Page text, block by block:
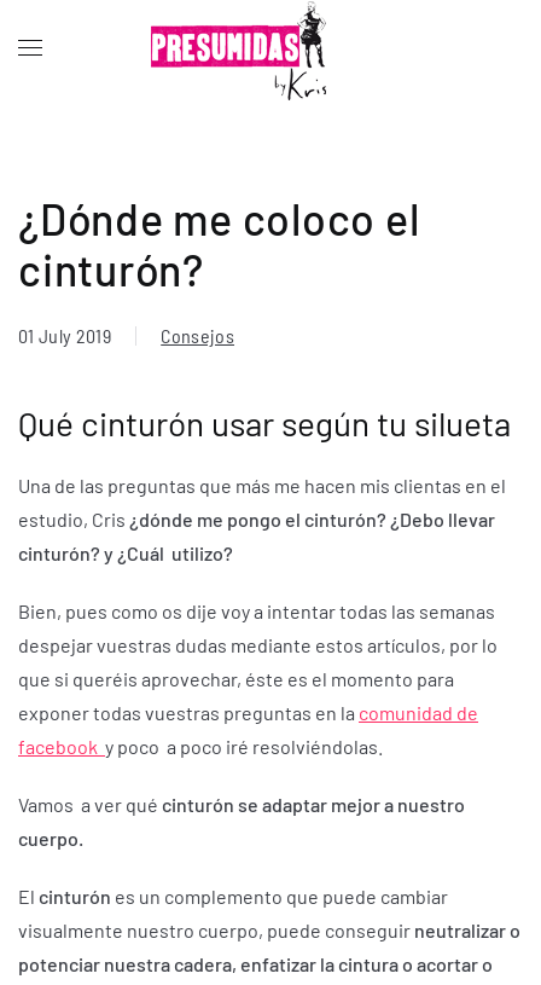
¿Dónde me coloco el
cinturón?
01 July 2019 Consejos
Qué cinturón usar según tu silueta
Una de las preguntas que más me hacen mis clientas en el
estudio, Cris ¿dónde me pongo el cinturón? ¿Debo llevar
cinturón? y ¿Cuál utilizo?
Bien, pues como os dije voy a intentar todas las semanas
despejar vuestras dudas mediante estos artículos, por lo
que si queréis aprovechar, éste es el momento para
exponer todas vuestras preguntas en la comunidad de
facebook y poco a poco iré resolviéndolas.
Vamos a ver qué cinturón se adaptar mejor a nuestro
cuerpo.
El cinturón es un complemento que puede cambiar
visualmente nuestro cuerpo, puede conseguir neutralizar o
potenciar nuestra cadera, enfatizar la cintura o acortar o